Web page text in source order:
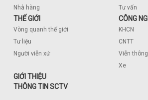
Nhà hàng
Tư vấn
THẾ GIỚI
Vòng quanh thế giới
Tư liệu
Người viễn xứ
CÔNG
KHCN
CNTT
Viễn thông
Xe
GIỚI THIỆU
THÔNG TIN SCTV